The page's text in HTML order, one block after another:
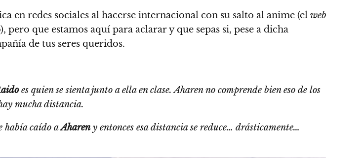
en redes sociales al hacerse internacional con su salto al anime (el web
pero que estamos aquí para aclarar y que sepas si, pese a dicha
de tus seres queridos.
es quien se sienta junto a ella en clase. Aharen no comprende bien eso de los
mucha distancia.
había caído aAhareny entonces esa distancia se reduce… drásticamente…